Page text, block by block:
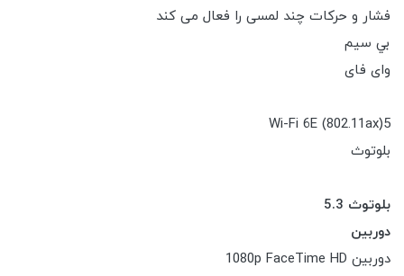
فشار و حرکات چند لمسی را فعال می کند
بي سيم
وای فای
Wi-Fi 6E (802.11ax)5
بلوتوث
بلوتوث 5.3
دوربین
دوربین 1080p FaceTime HD